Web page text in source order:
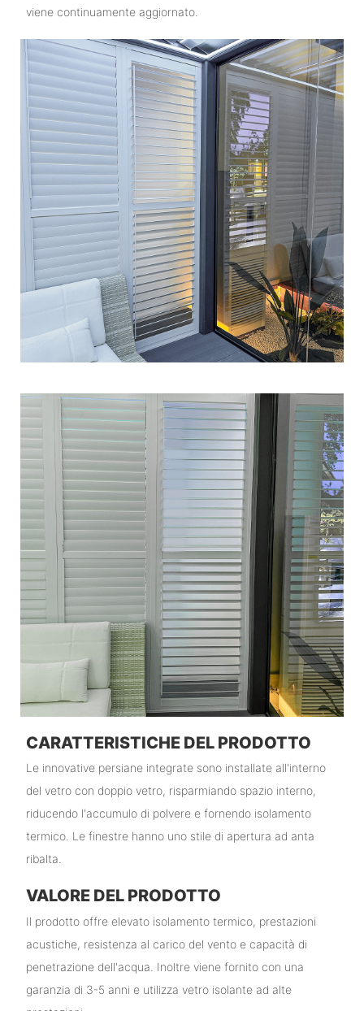
viene continuamente aggiornato.
CARATTERISTICHE DEL PRODOTTO
Le innovative persiane integrate sono installate all'interno
del vetro con doppio vetro, risparmiando spazio interno,
riducendo l'accumulo di polvere e fornendo isolamento
termico. Le finestre hanno uno stile di apertura ad anta
ribalta.
VALORE DEL PRODOTTO
Il prodotto offre elevato isolamento termico, prestazioni
acustiche, resistenza al carico del vento e capacità di
penetrazione dell'acqua. Inoltre viene fornito con una
garanzia di 3-5 anni e utilizza vetro isolante ad alte